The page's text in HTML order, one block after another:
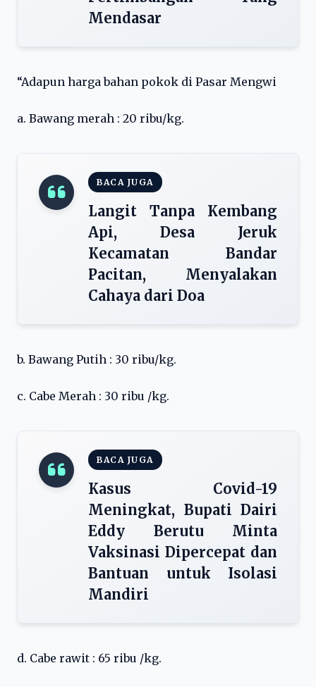
Mendasar
“Adapun harga bahan pokok di Pasar Mengwi
a. Bawang merah : 20 ribu/kg.
BACA JUGA
Langit Tanpa Kembang
Api, Desa Jeruk
Kecamatan Bandar
Pacitan, Menyalakan
Cahaya dari Doa
b. Bawang Putih : 30 ribu/kg.
c. Cabe Merah : 30 ribu /kg.
BACA JUGA
Kasus Covid-19
Meningkat, Bupati Dairi
Eddy Berutu Minta
Vaksinasi Dipercepat dan
Bantuan untuk Isolasi
Mandiri
d. Cabe rawit : 65 ribu /kg.